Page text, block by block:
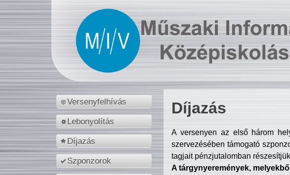
Versenyfelhívás
Lebonyolítás
Díjazás
Szponzorok
Díjazás
A versenyen az első három
szervezésében támogató
tagjait pénzjutalomban
A tárgynyeremények,